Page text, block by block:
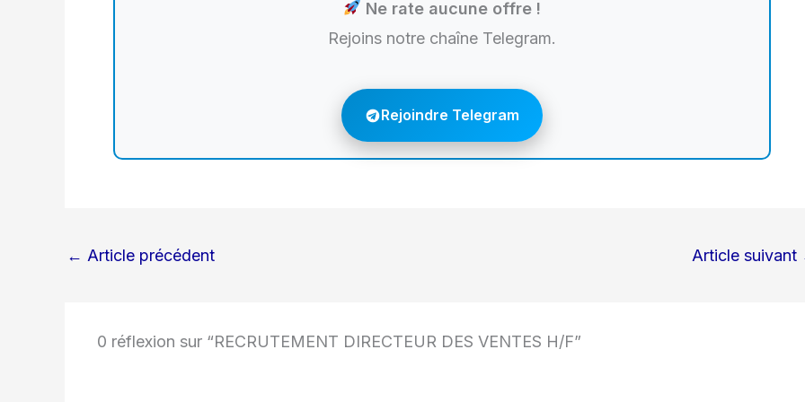
Ne rate aucune offre !
Rejoins notre chaîne Telegram.
Rejoindre Telegram
← Article précédent Article suivant
0 réflexion sur “RECRUTEMENT DIRECTEUR DES VENTES H/F”